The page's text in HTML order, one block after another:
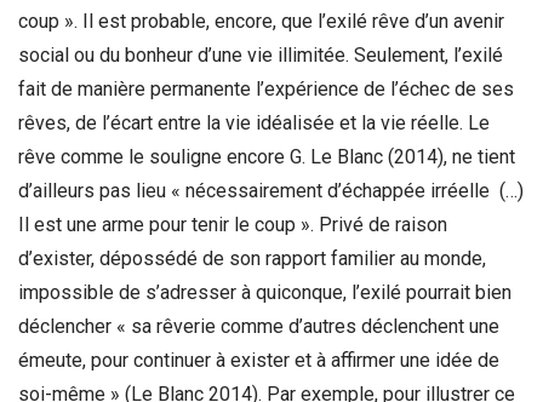
coup ». Il est probable, encore, que l’exilé rêve d’un avenir
social ou du bonheur d’une vie illimitée. Seulement, l’exilé
fait de manière permanente l’expérience de l’échec de ses
rêves, de l’écart entre la vie idéalisée et la vie réelle. Le
rêve comme le souligne encore G. Le Blanc (2014), ne tient
d’ailleurs pas lieu « nécessairement d’échappée irréelle (…)
Il est une arme pour tenir le coup ». Privé de raison
d’exister, dépossédé de son rapport familier au monde,
impossible de s’adresser à quiconque, l’exilé pourrait bien
déclencher « sa rêverie comme d’autres déclenchent une
émeute, pour continuer à exister et à affirmer une idée de
soi-même » (Le Blanc 2014). Par exemple, pour illustrer ce